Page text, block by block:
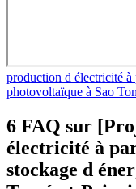
production d électricité à
photovoltaïque à Sao
6 FAQ sur
électricité à
stockage d